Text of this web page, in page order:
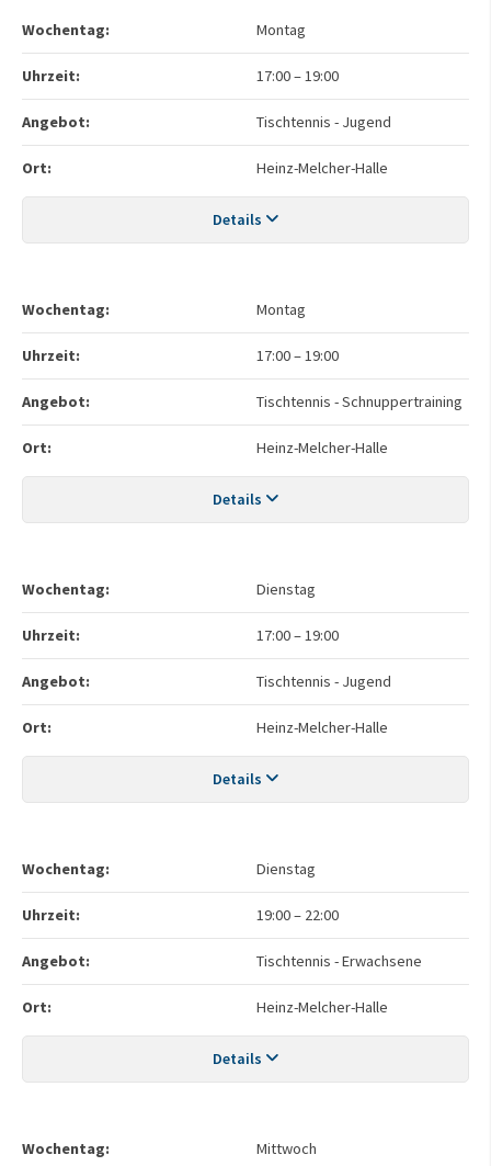
Wochentag: Montag
Uhrzeit: 17:00–19:00
Angebot: Tischtennis - Jugend
Ort: Heinz-Melcher-Halle
Details
Wochentag: Montag
Uhrzeit: 17:00–19:00
Angebot: Tischtennis - Schnuppertraining
Ort: Heinz-Melcher-Halle
Details
Wochentag: Dienstag
Uhrzeit: 17:00–19:00
Angebot: Tischtennis - Jugend
Ort: Heinz-Melcher-Halle
Details
Wochentag: Dienstag
Uhrzeit: 19:00– 22:00
Angebot: Tischtennis - Erwachsene
Ort: Heinz-Melcher-Halle
Details
Wochentag: Mittwoch